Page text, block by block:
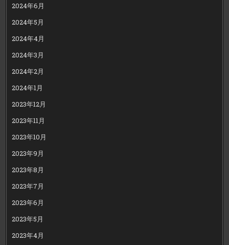
2024年6月
2024年5月
2024年4月
2024年3月
2024年2月
2024年1月
2023年12月
2023年11月
2023年10月
2023年9月
2023年8月
2023年7月
2023年6月
2023年5月
2023年4月